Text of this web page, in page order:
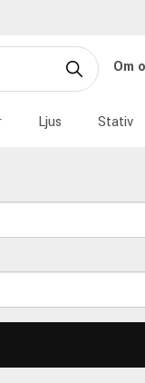
Om
Ljus Stativ